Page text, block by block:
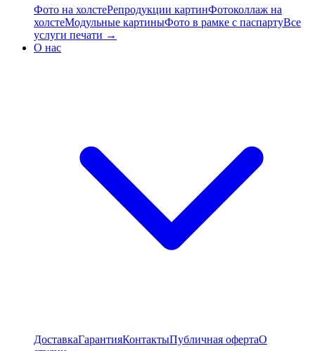
Фото на холстеРепродукции картинФотоколлаж на
холстеМодульные картиныФото в рамке с паспартуВсе
услуги печати →
О нас
ДоставкаГарантияКонтактыПубличная офертаО